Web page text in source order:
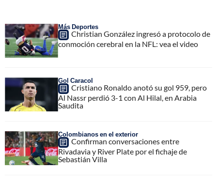
Más Deportes
Christian González ingresó a protocolo de
conmoción cerebral en la NFL: vea el video
Gol Caracol
Cristiano Ronaldo anotó su gol 959, pero
Al Nassr perdió 3-1 con Al Hilal, en Arabia
Saudita
Colombianos en el exterior
Confirman conversaciones entre
Rivadavia y River Plate por el fichaje de
Sebastián Villa